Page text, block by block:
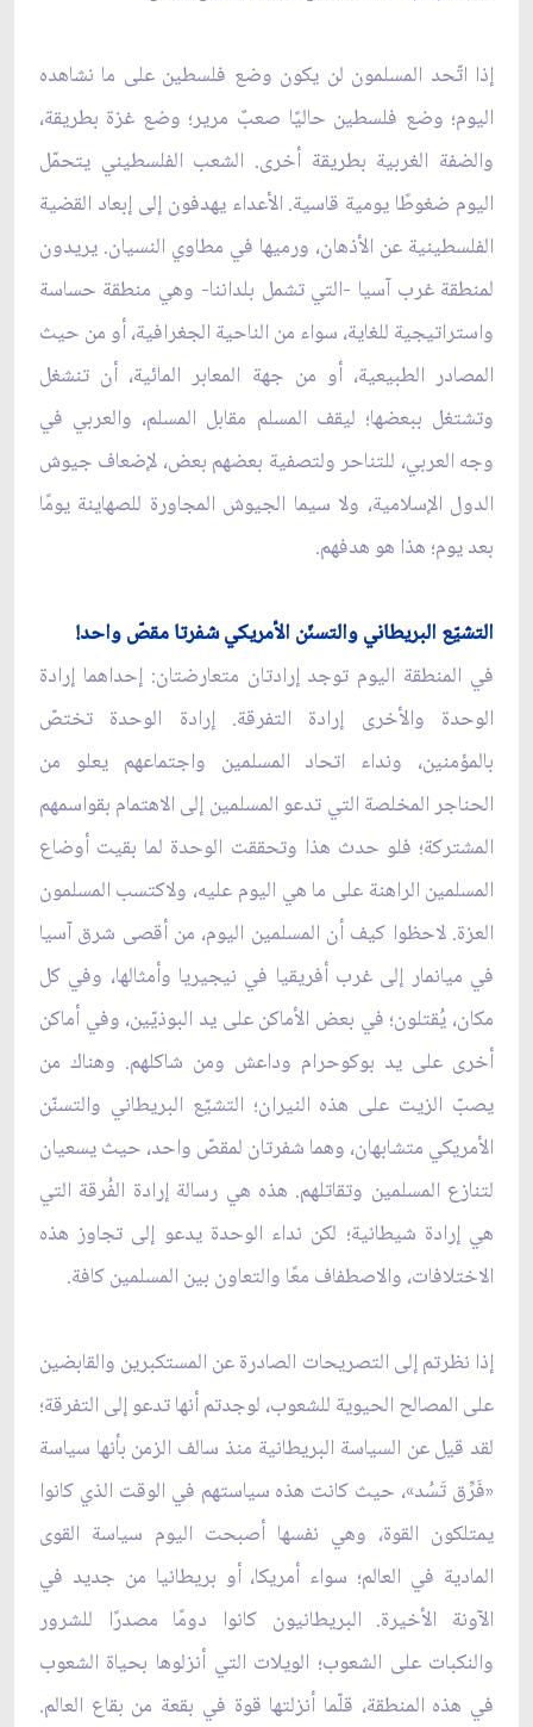
إذا اتّحد المسلمون لن يكون وضع فلسطين على ما نشاهده
اليوم؛ وضع فلسطين حاليًا صعبٌ مرير؛ وضع غزة بطريقة،
والضفة الغربية بطريقة أخرى. الشعب الفلسطيني يتحمّل
اليوم ضغوطًا يومية قاسية. الأعداء يهدفون إلى إبعاد القضية
الفلسطينية عن الأذهان، ورميها في مطاوي النسيان. يريدون
لمنطقة غرب آسيا -التي تشمل بلداننا- وهي منطقة حساسة
واستراتيجية للغاية، سواء من الناحية الجغرافية، أو من حيث
المصادر الطبيعية، أو من جهة المعابر المائية، أن تنشغل
وتشتغل ببعضها؛ ليقف المسلم مقابل المسلم، والعربي في
وجه العربي، للتناحر ولتصفية بعضهم بعض، لإضعاف جيوش
الدول الإسلامية، ولا سيما الجيوش المجاورة للصهاينة يومًا
بعد يوم؛ هذا هو هدفهم.
التشيّع البريطاني والتسنّن الأمريكي شفرتا مقصّ واحد!
في المنطقة اليوم توجد إرادتان متعارضتان: إحداهما إرادة
الوحدة والأخرى إرادة التفرقة. إرادة الوحدة تختصّ
بالمؤمنين، ونداء اتحاد المسلمين واجتماعهم يعلو من
الحناجر المخلصة التي تدعو المسلمين إلى الاهتمام بقواسمهم
المشتركة؛ فلو حدث هذا وتحققت الوحدة لما بقيت أوضاع
المسلمين الراهنة على ما هي اليوم عليه، ولاكتسب المسلمون
العزة. لاحظوا كيف أن المسلمين اليوم، من أقصى شرق آسيا
في ميانمار إلى غرب أفريقيا في نيجيريا وأمثالها، وفي كل
مكان، يُقتلون؛ في بعض الأماكن على يد البوذيّين، وفي أماكن
أخرى على يد بوكوحرام وداعش ومن شاكلهم. وهناك من
يصبّ الزيت على هذه النيران؛ التشيّع البريطاني والتسنّن
الأمريكي متشابهان، وهما شفرتان لمقصّ واحد، حيث يسعيان
لتنازع المسلمين وتقاتلهم. هذه هي رسالة إرادة الفُرقة التي
هي إرادة شيطانية؛ لكن نداء الوحدة يدعو إلى تجاوز هذه
الاختلافات، والاصطفاف معًا والتعاون بين المسلمين كافة.
إذا نظرتم إلى التصريحات الصادرة عن المستكبرين والقابضين
على المصالح الحيوية للشعوب، لوجدتم أنها تدعو إلى التفرقة؛
لقد قيل عن السياسة البريطانية منذ سالف الزمن بأنها سياسة
«فَرِّق تَسُد»، حيث كانت هذه سياستهم في الوقت الذي كانوا
يمتلكون القوة، وهي نفسها أصبحت اليوم سياسة القوى
المادية في العالم؛ سواء أمريكا، أو بريطانيا من جديد في
الآونة الأخيرة. البريطانيون كانوا دومًا مصدرًا للشرور
والنكبات على الشعوب؛ الويلات التي أنزلوها بحياة الشعوب
في هذه المنطقة، قلّما أنزلتها قوة في بقعة من بقاع العالم.